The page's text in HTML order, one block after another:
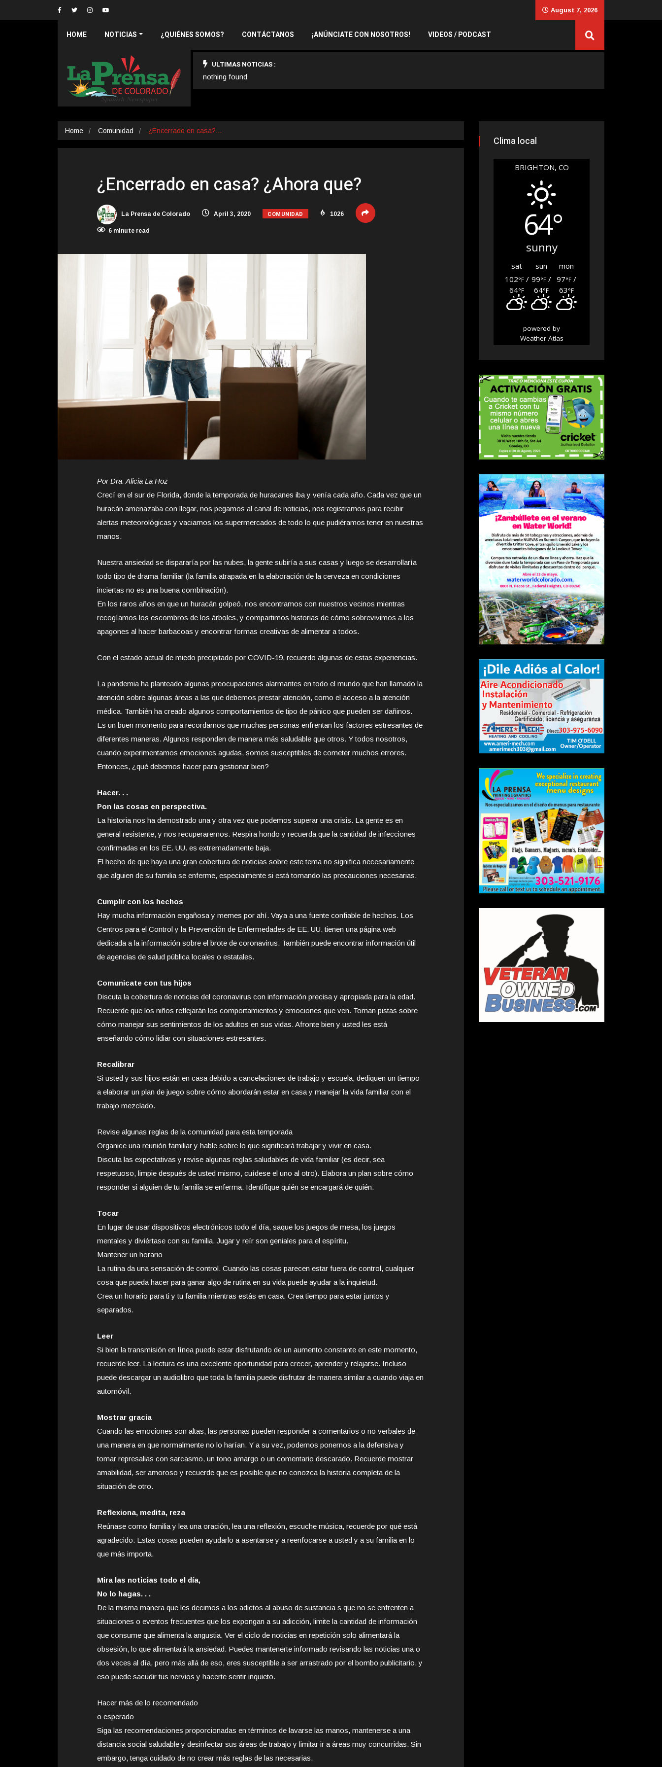
August 7, 2026
HOME NOTICIAS ¿QUIÉNES SOMOS? CONTÁCTANOS ¡ANÚNCIATE CON NOSOTROS! VIDEOS / PODCAST
ULTIMAS NOTICIAS :
nothing found
Home Comunidad ¿Encerrado en casa?…
¿Encerrado en casa? ¿Ahora que?
La Prensa de Colorado April 3, 2020 COMUNIDAD 1026
6 minute read
Por Dra. Alicia La Hoz
Crecí en el sur de Florida, donde la temporada de huracanes iba y venía cada año. Cada vez que un
huracán amenazaba con llegar, nos pegamos al canal de noticias, nos registramos para recibir
alertas meteorológicas y vaciamos los supermercados de todo lo que pudiéramos tener en nuestras
manos.
Nuestra ansiedad se dispararía por las nubes, la gente subiría a sus casas y luego se desarrollaría
todo tipo de drama familiar (la familia atrapada en la elaboración de la cerveza en condiciones
inciertas no es una buena combinación).
En los raros años en que un huracán golpeó, nos encontramos con nuestros vecinos mientras
recogíamos los escombros de los árboles, y compartimos historias de cómo sobrevivimos a los
apagones al hacer barbacoas y encontrar formas creativas de alimentar a todos.
Con el estado actual de miedo precipitado por COVID-19, recuerdo algunas de estas experiencias.
La pandemia ha planteado algunas preocupaciones alarmantes en todo el mundo que han llamado la
atención sobre algunas áreas a las que debemos prestar atención, como el acceso a la atención
médica. También ha creado algunos comportamientos de tipo de pánico que pueden ser dañinos.
Es un buen momento para recordarnos que muchas personas enfrentan los factores estresantes de
diferentes maneras. Algunos responden de manera más saludable que otros. Y todos nosotros,
cuando experimentamos emociones agudas, somos susceptibles de cometer muchos errores.
Entonces, ¿qué debemos hacer para gestionar bien?
Hacer. . .
Pon las cosas en perspectiva.
La historia nos ha demostrado una y otra vez que podemos superar una crisis. La gente es en
general resistente, y nos recuperaremos. Respira hondo y recuerda que la cantidad de infecciones
confirmadas en los EE. UU. es extremadamente baja.
El hecho de que haya una gran cobertura de noticias sobre este tema no significa necesariamente
que alguien de su familia se enferme, especialmente si está tomando las precauciones necesarias.
Cumplir con los hechos
Hay mucha información engañosa y memes por ahí. Vaya a una fuente confiable de hechos. Los
Centros para el Control y la Prevención de Enfermedades de EE. UU. tienen una página web
dedicada a la información sobre el brote de coronavirus. También puede encontrar información útil
de agencias de salud pública locales o estatales.
Comunicate con tus hijos
Discuta la cobertura de noticias del coronavirus con información precisa y apropiada para la edad.
Recuerde que los niños reflejarán los comportamientos y emociones que ven. Toman pistas sobre
cómo manejar sus sentimientos de los adultos en sus vidas. Afronte bien y usted les está
enseñando cómo lidiar con situaciones estresantes.
Recalibrar
Si usted y sus hijos están en casa debido a cancelaciones de trabajo y escuela, dediquen un tiempo
a elaborar un plan de juego sobre cómo abordarán estar en casa y manejar la vida familiar con el
trabajo mezclado.
Revise algunas reglas de la comunidad para esta temporada
Organice una reunión familiar y hable sobre lo que significará trabajar y vivir en casa.
Discuta las expectativas y revise algunas reglas saludables de vida familiar (es decir, sea
respetuoso, limpie después de usted mismo, cuídese el uno al otro). Elabora un plan sobre cómo
responder si alguien de tu familia se enferma. Identifique quién se encargará de quién.
Tocar
En lugar de usar dispositivos electrónicos todo el día, saque los juegos de mesa, los juegos
mentales y diviértase con su familia. Jugar y reír son geniales para el espíritu.
Mantener un horario
La rutina da una sensación de control. Cuando las cosas parecen estar fuera de control, cualquier
cosa que pueda hacer para ganar algo de rutina en su vida puede ayudar a la inquietud.
Crea un horario para ti y tu familia mientras estás en casa. Crea tiempo para estar juntos y
separados.
Leer
Si bien la transmisión en línea puede estar disfrutando de un aumento constante en este momento,
recuerde leer. La lectura es una excelente oportunidad para crecer, aprender y relajarse. Incluso
puede descargar un audiolibro que toda la familia puede disfrutar de manera similar a cuando viaja en
automóvil.
Mostrar gracia
Cuando las emociones son altas, las personas pueden responder a comentarios o no verbales de
una manera en que normalmente no lo harían. Y a su vez, podemos ponernos a la defensiva y
tomar represalias con sarcasmo, un tono amargo o un comentario descarado. Recuerde mostrar
amabilidad, ser amoroso y recuerde que es posible que no conozca la historia completa de la
situación de otro.
Reflexiona, medita, reza
Reúnase como familia y lea una oración, lea una reflexión, escuche música, recuerde por qué está
agradecido. Estas cosas pueden ayudarlo a asentarse y a reenfocarse a usted y a su familia en lo
que más importa.
Mira las noticias todo el día,
No lo hagas. . .
De la misma manera que les decimos a los adictos al abuso de sustancia s que no se enfrenten a
situaciones o eventos frecuentes que los expongan a su adicción, limite la cantidad de información
que consume que alimenta la angustia. Ver el ciclo de noticias en repetición solo alimentará la
obsesión, lo que alimentará la ansiedad. Puedes mantenerte informado revisando las noticias una o
dos veces al día, pero más allá de eso, eres susceptible a ser arrastrado por el bombo publicitario, y
eso puede sacudir tus nervios y hacerte sentir inquieto.
Hacer más de lo recomendado
o esperado
Siga las recomendaciones proporcionadas en términos de lavarse las manos, mantenerse a una
distancia social saludable y desinfectar sus áreas de trabajo y limitar ir a áreas muy concurridas. Sin
embargo, tenga cuidado de no crear más reglas de las necesarias.
Clima local
BRIGHTON, CO
64°
sunny
sat sun
mon
102°F/
64°F
99°F /
64°F
97°F/
63°F
powered by
Weather Atlas